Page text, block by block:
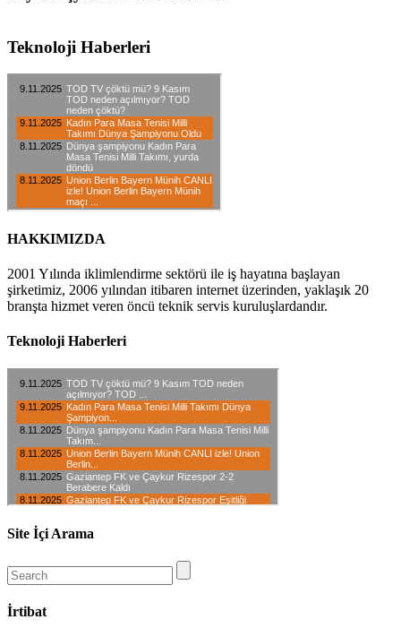
Teknoloji Haberleri
HAKKIMIZDA
2001 Yılında iklimlendirme sektörü ile iş hayatına başlayan
şirketimiz, 2006 yılından itibaren internet üzerinden, yaklaşık 20
branşta hizmet veren öncü teknik servis kuruluşlardandır.
Teknoloji Haberleri
Site İçi Arama
İrtibat